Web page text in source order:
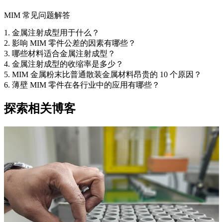
MIM 常见问题解答
1. 金属注射成型用于什么？
2. 影响 MIM 零件公差的因​​素有哪些？
3. 哪些材料适合金属注射成型？
4. 金属注射成型的收缩率是多少？
5. MIM 金属粉末比普通散装金属材料昂贵的 10 个原因？
6. 薄壁 MIM 零件在各行业中的应用有哪些？
探索相关博客